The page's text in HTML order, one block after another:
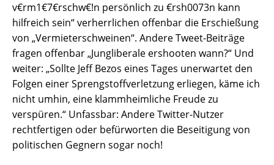
v€rm1€7€rschw€!n persönlich zu €rsh0073n kann
hilfreich sein“ verherrlichen offenbar die Erschießung
von „Vermieterschweinen“. Andere Tweet-Beiträge
fragen offenbar „Jungliberale ershooten wann?“ Und
weiter: „Sollte Jeff Bezos eines Tages unerwartet den
Folgen einer Sprengstoffverletzung erliegen, käme ich
nicht umhin, eine klammheimliche Freude zu
verspüren.“ Unfassbar: Andere Twitter-Nutzer
rechtfertigen oder befürworten die Beseitigung von
politischen Gegnern sogar noch!